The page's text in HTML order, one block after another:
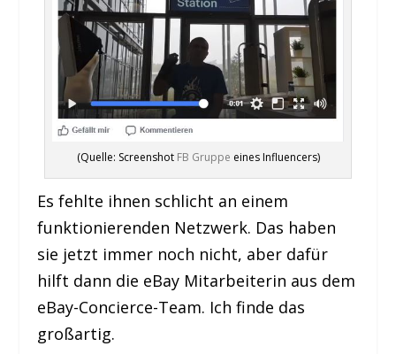
(Quelle: Screenshot FB Gruppe eines Influencers)
Es fehlte ihnen schlicht an einem
funktionierenden Netzwerk. Das haben
sie jetzt immer noch nicht, aber dafür
hilft dann die eBay Mitarbeiterin aus dem
eBay-Concierce-Team. Ich finde das
großartig.